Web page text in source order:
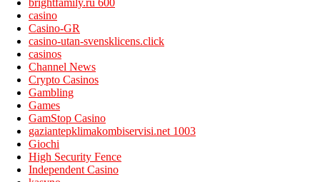
brightfamily.ru 600
casino
Casino-GR
casino-utan-svensklicens.click
casinos
Channel News
Crypto Casinos
Gambling
Games
GamStop Casino
gaziantepklimakombiservisi.net 1003
Giochi
High Security Fence
Independent Casino